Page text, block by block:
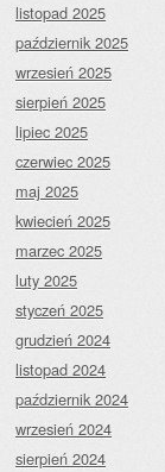
listopad 2025
październik 2025
wrzesień 2025
sierpień 2025
lipiec 2025
czerwiec 2025
maj 2025
kwiecień 2025
marzec 2025
luty 2025
styczeń 2025
grudzień 2024
listopad 2024
październik 2024
wrzesień 2024
sierpień 2024